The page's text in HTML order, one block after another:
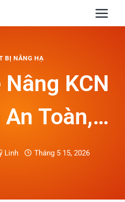
BỊ NÂNG HẠ
KCN
Toàn,
Nhanh
Linh Tháng 5 15, 2026